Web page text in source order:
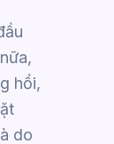
hổi,
do